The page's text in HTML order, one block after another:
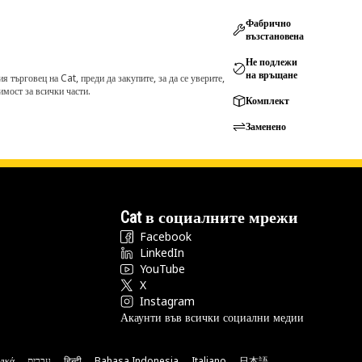
на Cat, преди да закупите, за да се уверите,
за всички части.
Фабрично
възстановена
Не подлежи
на връщане
Комплект
Заменено
Cat в социалните мрежи
Facebook
LinkedIn
YouTube
X
Instagram
Акаунти във всички социални медии